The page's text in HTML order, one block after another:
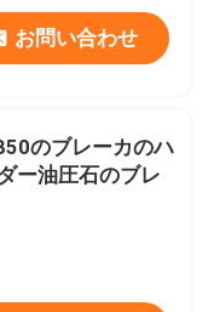
お問い合わせ
のブレーカのハ
ー油圧石のブレ